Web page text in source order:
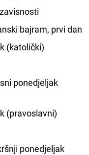
bajram, prvi dan
(katolički)
ponedjeljak
(pravoslavni)
ponedjeljak